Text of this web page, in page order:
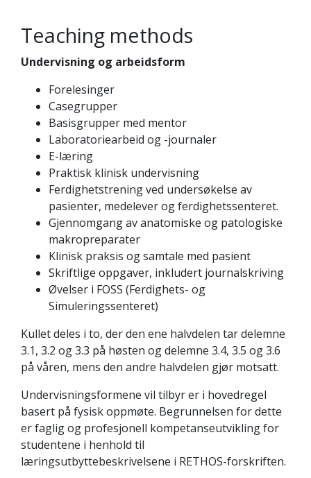
Teaching methods
Undervisning og arbeidsform
Forelesinger
Casegrupper
Basisgrupper med mentor
Laboratoriearbeid og -journaler
E-læring
Praktisk klinisk undervisning
Ferdighetstrening ved undersøkelse av
pasienter, medelever og ferdighetssenteret.
Gjennomgang av anatomiske og patologiske
makropreparater
Klinisk praksis og samtale med pasient
Skriftlige oppgaver, inkludert journalskriving
Øvelser i FOSS (Ferdighets- og
Simuleringssenteret)
Kullet deles i to, der den ene halvdelen tar delemne
3.1, 3.2 og 3.3 på høsten og delemne 3.4, 3.5 og 3.6
på våren, mens den andre halvdelen gjør motsatt.
Undervisningsformene vil tilbyr er i hovedregel
basert på fysisk oppmøte. Begrunnelsen for dette
er faglig og profesjonell kompetanseutvikling for
studentene i henhold til
læringsutbyttebeskrivelsene i RETHOS-forskriften.